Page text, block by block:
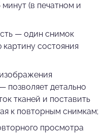
(в печатном и
— один снимок
картину состояния
позволяет детально
тканей и поставить
к повторным снимкам;
просмотра